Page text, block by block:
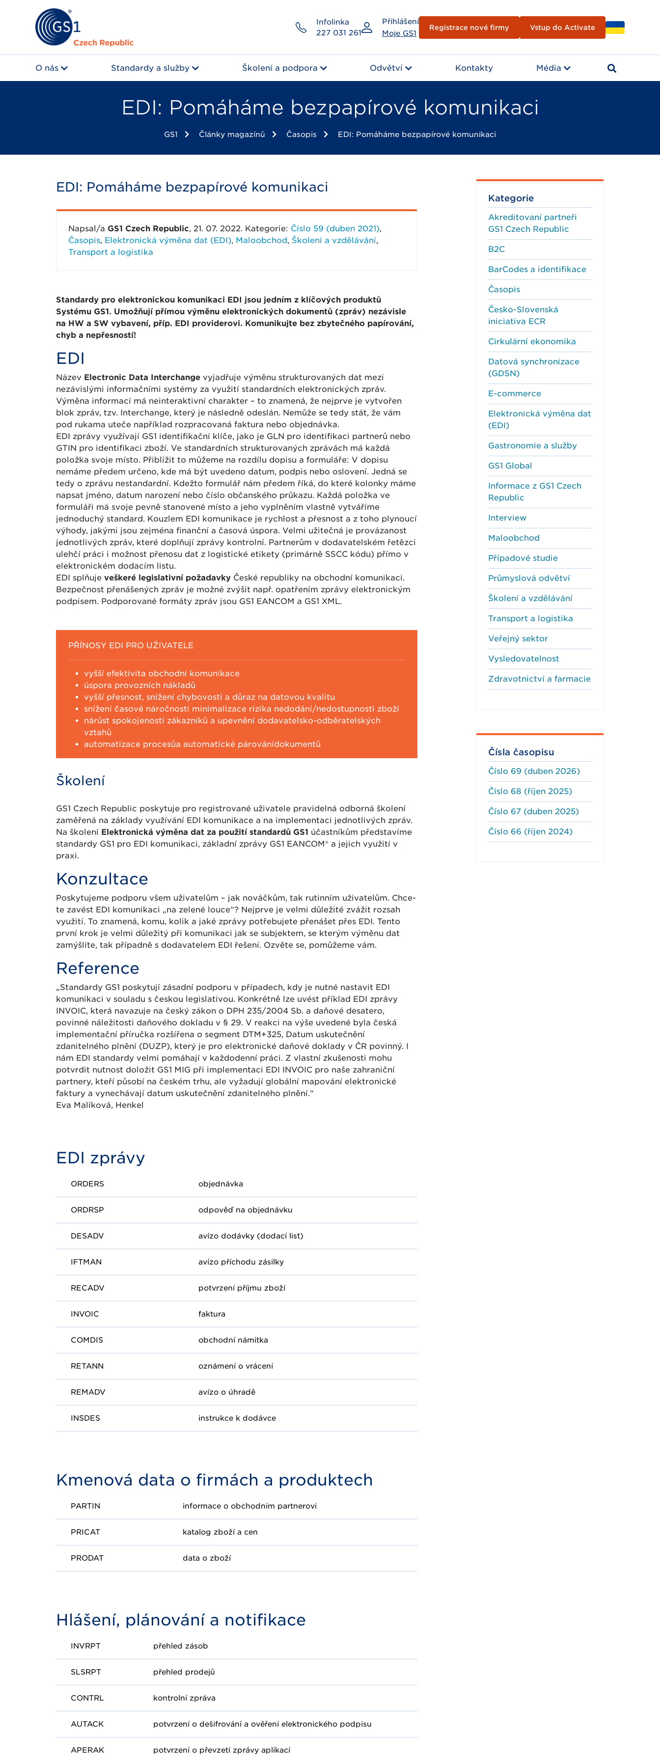
Infolinka
227 031 261
Přihlášení
Moje GS1
Registrace nové firmy Vstup do Activate
O nás Standardy a služby Školení a podpora Odvětví Kontakty Média
EDI: Pomáháme bezpapírové komunikaci
GS1 Články magazínů Časopis EDI: Pomáháme bezpapírové komunikaci
EDI: Pomáháme bezpapírové komunikaci
Napsal/a GS1 Czech Republic, 21. 07. 2022. Kategorie: Číslo 59 (duben 2021),
Časopis, Elektronická výměna dat (EDI), Maloobchod, Školení a vzdělávání,
Transport a logistika
Standardy pro elektronickou komunikaci EDI jsou jedním z klíčových produktů
Systému GS1. Umožňují přímou výměnu elektronických dokumentů (zpráv) nezávisle
na HW a SW vybavení, příp. EDI providerovi. Komunikujte bez zbytečného papírování,
chyb a nepřesností!
EDI
Název Electronic Data Interchange vyjadřuje výměnu strukturovaných dat mezi
nezávislými informačními systémy za využití standardních elektronických zpráv.
Výměna informací má neinteraktivní charakter – to znamená, že nejprve je vytvořen
blok zpráv, tzv. Interchange, který je následně odeslán. Nemůže se tedy stát, že vám
pod rukama uteče například rozpracovaná faktura nebo objednávka.
EDI zprávy využívají GS1 identifikační klíče, jako je GLN pro identifikaci partnerů nebo
GTIN pro identifikaci zboží. Ve standardních strukturovaných zprávách má každá
položka svoje místo. Přiblížit to můžeme na rozdílu dopisu a formuláře: V dopisu
nemáme předem určeno, kde má být uvedeno datum, podpis nebo oslovení. Jedná se
tedy o zprávu nestandardní. Kdežto formulář nám předem říká, do které kolonky máme
napsat jméno, datum narození nebo číslo občanského průkazu. Každá položka ve
formuláři má svoje pevně stanovené místo a jeho vyplněním vlastně vytváříme
jednoduchý standard. Kouzlem EDI komunikace je rychlost a přesnost a z toho plynoucí
výhody, jakými jsou zejména finanční a časová úspora. Velmi užitečná je provázanost
jednotlivých zpráv, které doplňují zprávy kontrolní. Partnerům v dodavatelském řetězci
ulehčí práci i možnost přenosu dat z logistické etikety (primárně SSCC kódu) přímo v
elektronickém dodacím listu.
EDI splňuje veškeré legislativní požadavky České republiky na obchodní komunikaci.
Bezpečnost přenášených zpráv je možné zvýšit např. opatřením zprávy elektronickým
podpisem. Podporované formáty zpráv jsou GS1 EANCOM a GS1 XML.
PŘÍNOSY EDI PRO UŽIVATELE
vyšší efektivita obchodní komunikace
úspora provozních nákladů
vyšší přesnost, snížení chybovosti a důraz na datovou kvalitu
snížení časové náročnosti minimalizace rizika nedodání/nedostupnosti zboží
nárůst spokojenosti zákazníků a upevnění dodavatelsko-odběratelských
vztahů
automatizace procesůa automatické párovánídokumentů
Školení
GS1 Czech Republic poskytuje pro registrované uživatele pravidelná odborná školení
zaměřená na základy využívání EDI komunikace a na implementaci jednotlivých zpráv.
Na školení Elektronická výměna dat za použití standardů GS1 účastníkům představíme
standardy GS1 pro EDI komunikaci, základní zprávy GS1 EANCOM® a jejich využití v
praxi.
Konzultace
Poskytujeme podporu všem uživatelům – jak nováčkům, tak rutinním uživatelům. Chce-
te zavést EDI komunikaci „na zelené louce“? Nejprve je velmi důležité zvážit rozsah
využití. To znamená, komu, kolik a jaké zprávy potřebujete přenášet přes EDI. Tento
první krok je velmi důležitý při komunikaci jak se subjektem, se kterým výměnu dat
zamýšlíte, tak případně s dodavatelem EDI řešení. Ozvěte se, pomůžeme vám.
Reference
„Standardy GS1 poskytují zásadní podporu v případech, kdy je nutné nastavit EDI
komunikaci v souladu s českou legislativou. Konkrétně lze uvést příklad EDI zprávy
INVOIC, která navazuje na český zákon o DPH 235/2004 Sb. a daňové desatero,
povinné náležitosti daňového dokladu v § 29. V reakci na výše uvedené byla česká
implementační příručka rozšířena o segment DTM+325, Datum uskutečnění
zdanitelného plnění (DUZP), který je pro elektronické daňové doklady v ČR povinný. I
nám EDI standardy velmi pomáhají v každodenní práci. Z vlastní zkušenosti mohu
potvrdit nutnost doložit GS1 MIG při implementaci EDI INVOIC pro naše zahraniční
partnery, kteří působí na českém trhu, ale vyžadují globální mapování elektronické
faktury a vynechávají datum uskutečnění zdanitelného plnění.“
Eva Malíková, Henkel
EDI zprávy
ORDERS objednávka
ORDRSP odpověď na objednávku
DESADV avízo dodávky (dodací list)
IFTMAN avízo příchodu zásilky
RECADV potvrzení příjmu zboží
INVOIC faktura
COMDIS obchodní námitka
RETANN oznámení o vrácení
REMADV avízo o úhradě
INSDES instrukce k dodávce
Kmenová data o firmách a produktech
PARTIN informace o obchodním partnerovi
PRICAT katalog zboží a cen
PRODAT data o zboží
Hlášení, plánování a notifikace
INVRPT přehled zásob
SLSRPT přehled prodejů
CONTRL kontrolní zpráva
AUTACK potvrzení o dešifrování a ověření elektronického podpisu
APERAK potvrzení o převzetí zprávy aplikací
Kategorie
Akreditovaní partneři
GS1 Czech Republic
B2C
BarCodes a identifikace
Časopis
Česko-Slovenská
iniciativa ECR
Cirkulární ekonomika
Datová synchronizace
(GDSN)
E-commerce
Elektronická výměna dat
(EDI)
Gastronomie a služby
GS1 Global
Informace z GS1 Czech
Republic
Interview
Maloobchod
Případové studie
Průmyslová odvětví
Školení a vzdělávání
Transport a logistika
Veřejný sektor
Vysledovatelnost
Zdravotnictví a farmacie
Čísla časopisu
Číslo 69 (duben 2026)
Číslo 68 (říjen 2025)
Číslo 67 (duben 2025)
Číslo 66 (říjen 2024)